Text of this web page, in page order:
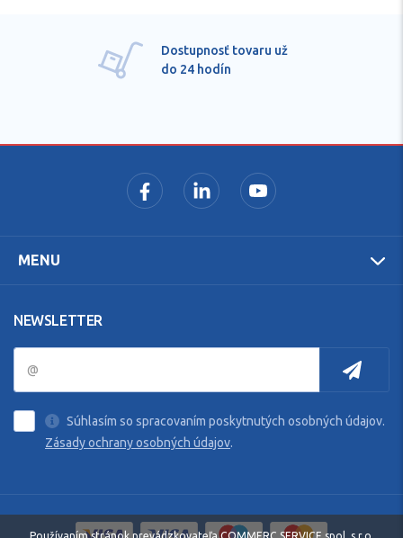
Dostupnosť tovaru už
do 24 hodín
MENU
NEWSLETTER
Súhlasím so spracovaním poskytnutých osobných údajov.
Zásady ochrany osobných údajov.